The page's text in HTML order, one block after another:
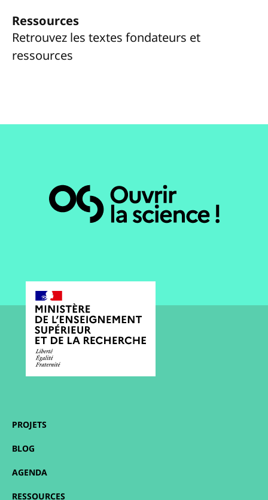
Ressources
Retrouvez les textes fondateurs et
ressources
PROJETS
BLOG
AGENDA
RESSOURCES